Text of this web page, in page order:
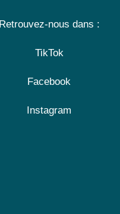
Retrouvez-nous dans :
TikTok
Facebook
Instagram